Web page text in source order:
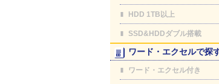
HDD 1TB以上
SSD&HDDダブル搭載
ワード・エクセルで探
ワード・エクセル付き